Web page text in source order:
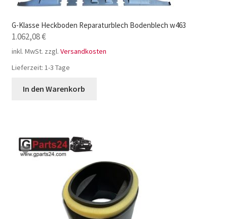
G-Klasse Heckboden Reparaturblech Bodenblech w463
1.062,08€
inkl. MwSt. zzgl. Versandkosten
Lieferzeit: 1-3 Tage
In den Warenkorb